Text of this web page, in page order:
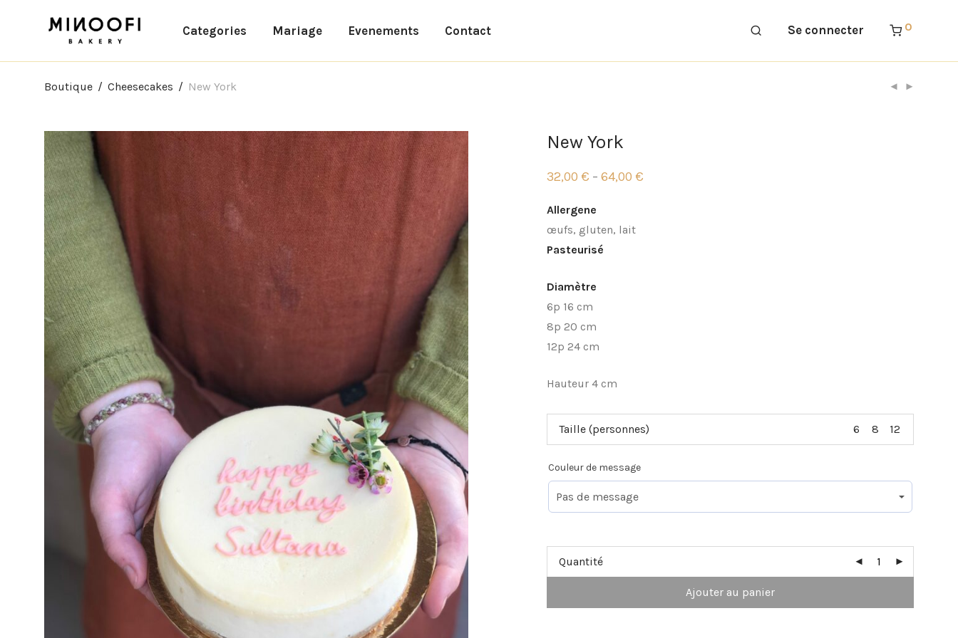
Categories Mariage Evenements Contact Se connecter 0
Boutique / Cheesecakes / New York
New York
32,00 € – 64,00 €
Plage
prix :
32,00 €
à
64,00 €
Allergene
œufs, gluten, lait
Pasteurisé
Diamètre
6p 16 cm
8p 20 cm
12p 24 cm
Hauteur 4 cm
Taille (personnes) 6 8 12
Couleur de message
Quantité
Ajouter au panier